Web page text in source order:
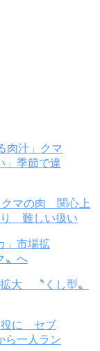
クマの肉 関心上
り 難しい扱い
大 〝くし型〟